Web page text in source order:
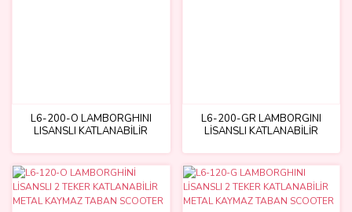
L6-200-O LAMBORGHINI
LISANSLI KATLANABİLİR
L6-200-GR LAMBORGINI
LİSANSLI KATLANABİLİR
TABAN